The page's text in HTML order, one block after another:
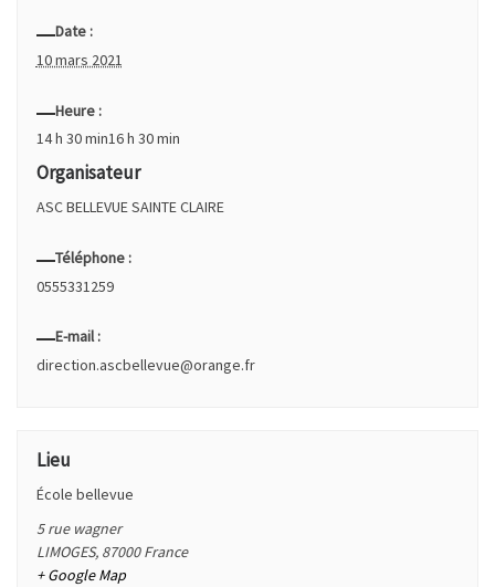
Date :
10 mars 2021
Heure :
14 h 30 min16 h 30 min
Organisateur
ASC BELLEVUE SAINTE CLAIRE
Téléphone :
0555331259
E-mail :
direction.ascbellevue@orange.fr
Lieu
École bellevue
5 rue wagner
LIMOGES, 87000 France
+ Google Map